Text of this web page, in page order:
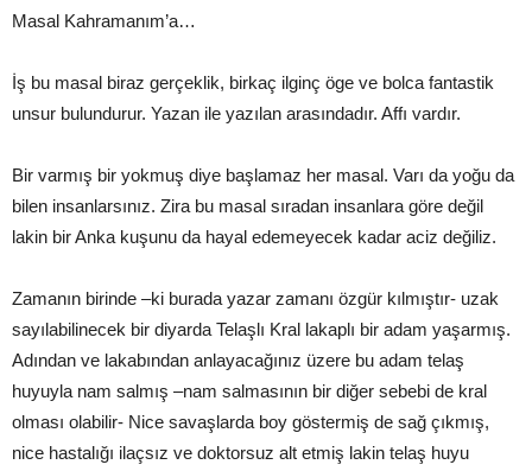
Masal Kahramanım’a…
İş bu masal biraz gerçeklik, birkaç ilginç öge ve bolca fantastik
unsur bulundurur. Yazan ile yazılan arasındadır. Affı vardır.
Bir varmış bir yokmuş diye başlamaz her masal. Varı da yoğu da
bilen insanlarsınız. Zira bu masal sıradan insanlara göre değil
lakin bir Anka kuşunu da hayal edemeyecek kadar aciz değiliz.
Zamanın birinde –ki burada yazar zamanı özgür kılmıştır- uzak
sayılabilinecek bir diyarda Telaşlı Kral lakaplı bir adam yaşarmış.
Adından ve lakabından anlayacağınız üzere bu adam telaş
huyuyla nam salmış –nam salmasının bir diğer sebebi de kral
olması olabilir- Nice savaşlarda boy göstermiş de sağ çıkmış,
nice hastalığı ilaçsız ve doktorsuz alt etmiş lakin telaş huyu